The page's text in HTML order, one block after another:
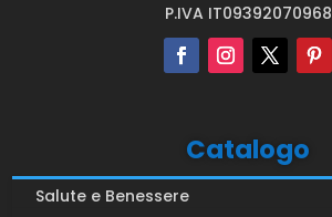
P.IVA IT09392070968
Catalogo
Salute e Benessere